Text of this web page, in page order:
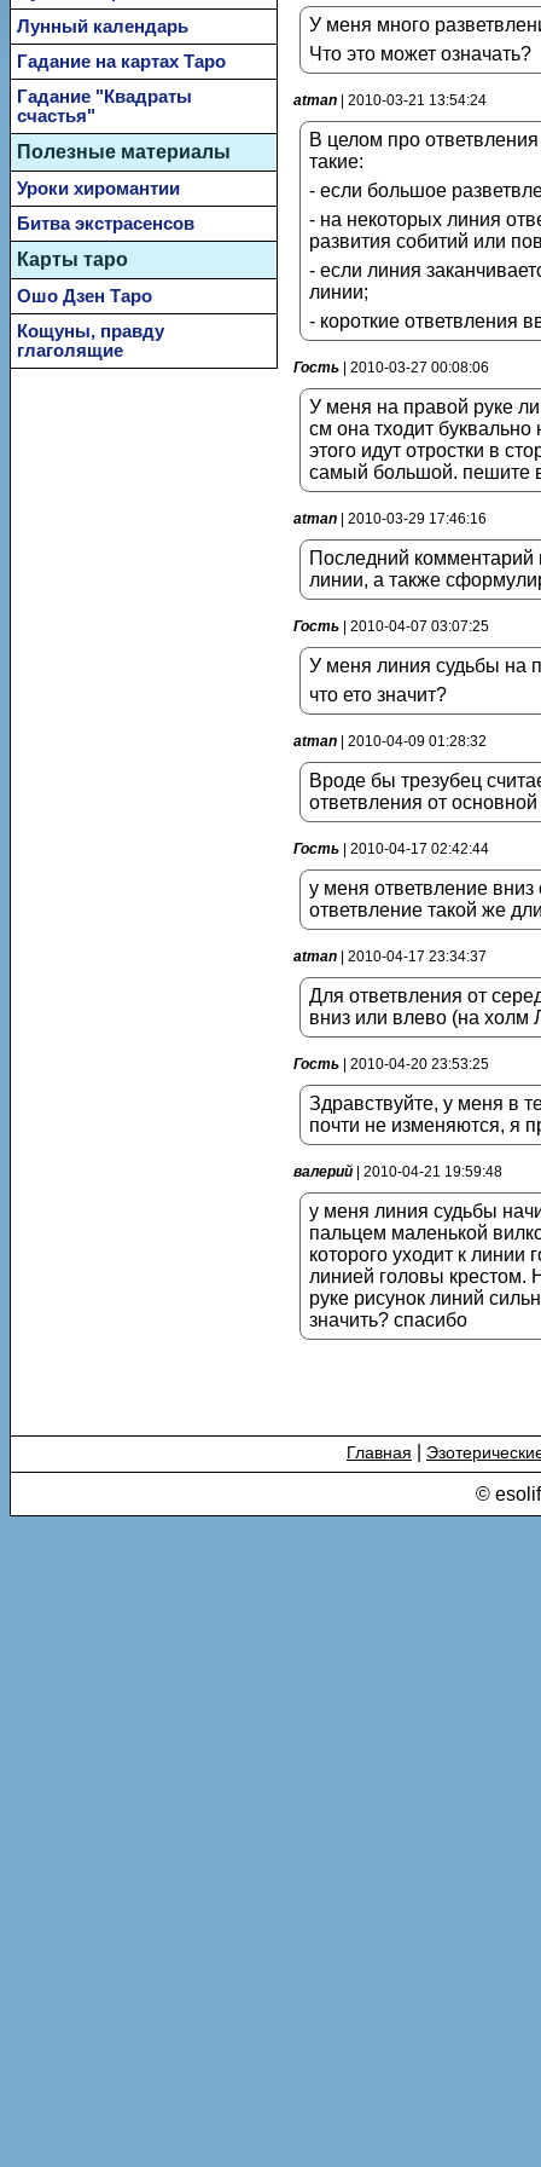
У меня много
Что это может означать?
atman | 2010-03-21 13:54:24
В целом про
такие:
- если большое
- на некоторых линия
развития собитий или
- если линия
линии;
- короткие ответвления
Гость | 2010-03-27 00:08:06
У меня на правой руке
см она тходит
этого идут отростки в
самый большой. пешите
atman | 2010-03-29 17:46:16
Последний комментарий
линии, а также
Гость | 2010-04-07 03:07:25
У меня линия судьбы на
что ето значит?
atman | 2010-04-09 01:28:32
Вроде бы трезубец
ответвления от
Гость | 2010-04-17 02:42:44
у меня ответвление
ответвление такой же
atman | 2010-04-17 23:34:37
Для ответвления от
вниз или влево (на
Гость | 2010-04-20 23:53:25
Здравствуйте, у меня в
почти не изменяются, я
валерий | 2010-04-21 19:59:48
у меня линия судьбы
пальцем маленькой
которого уходит к
линией головы крестом.
руке рисунок линий
значить? спасибо
Лунный календарь
Гадание на картах Таро
Гадание "Квадраты
счастья"
Полезные материалы
Уроки хиромантии
Битва экстрасенсов
Карты таро
Ошо Дзен Таро
Кощуны, правду
глаголящие
Главная
©